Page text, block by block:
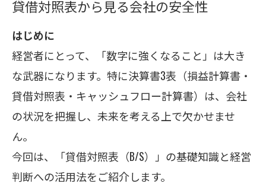
貸借対照表から見る会社の安全性
はじめに
経営者にとって、「数字に強くなること」は大き
な武器になります。特に決算書3表（損益計算書・
貸借対照表・キャッシュフロー計算書）は、会社
の状況を把握し、未来を考える上で欠かせませ
ん。
今回は、「貸借対照表（B/S）」の基礎知識と経営
判断への活用法をご紹介します。